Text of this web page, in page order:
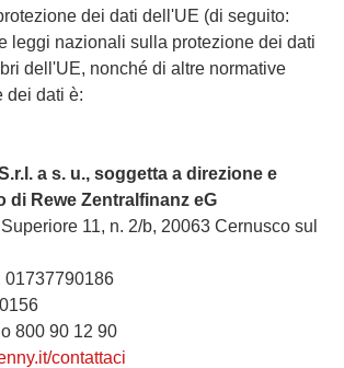
dei dati dell'UE (di seguito:
leggi nazionali sulla protezione dei dati
dell'UE, nonché di altre normative
dei dati è:
a s. u., soggetta a direzione e
di Rewe Zentralfinanz eG
11, n. 2/b, 20063 Cernusco sul
01737790186
800 90 12 90
contattaci